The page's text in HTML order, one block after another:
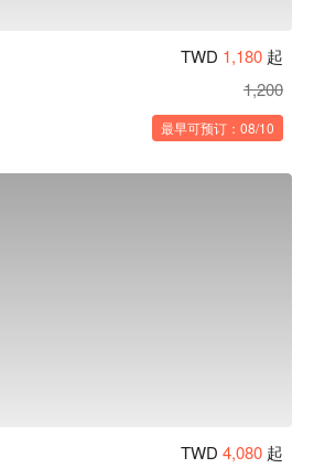
TWD 1,180 起
1,200
最早可预订：08/10
TWD 4,080 起